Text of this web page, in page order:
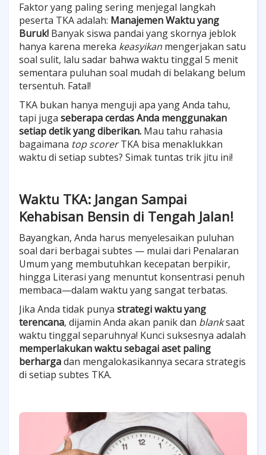
Faktor yang paling sering menjegal langkah
peserta TKA adalah: Manajemen Waktu yang
Buruk! Banyak siswa pandai yang skornya jeblok
hanya karena mereka keasyikan mengerjakan satu
soal sulit, lalu sadar bahwa waktu tinggal 5 menit
sementara puluhan soal mudah di belakang belum
tersentuh. Fatal!
TKA bukan hanya menguji apa yang Anda tahu,
tapi juga seberapa cerdas Anda menggunakan
setiap detik yang diberikan. Mau tahu rahasia
bagaimana top scorerTKA bisa menaklukkan
waktu di setiap subtes? Simak tuntas trik jitu ini!
Waktu TKA: Jangan Sampai
Kehabisan Bensin di Tengah Jalan!
Bayangkan, Anda harus menyelesaikan puluhan
soal dari berbagai subtes — mulai dari Penalaran
Umum yang membutuhkan kecepatan berpikir,
hingga Literasi yang menuntut konsentrasi penuh
membaca—dalam waktu yang sangat terbatas.
Jika Anda tidak punya strategi waktu yang
terencana, dijamin Anda akan panik dan blanksaat
waktu tinggal separuhnya! Kunci suksesnya adalah
memperlakukan waktu sebagai aset paling
berhargadan mengalokasikannya secara strategis
di setiap subtes TKA.